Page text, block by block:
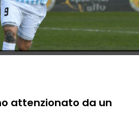
attenzionato da un